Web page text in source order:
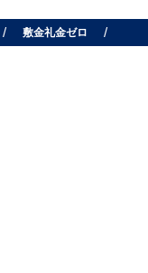
敷金礼金ゼロ